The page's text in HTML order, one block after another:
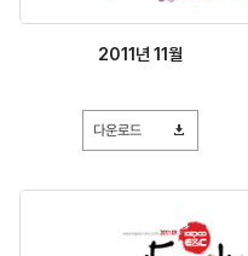
2011년 11월
다운로드